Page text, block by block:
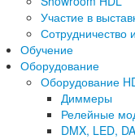
Участие в
Сотрудничество
Обучение
Оборудование
Оборудование
Диммеры
Релейные
DMX, LED,